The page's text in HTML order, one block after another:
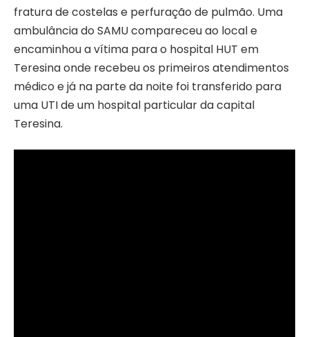
fratura de costelas e perfuração de pulmão. Uma
ambulância do SAMU compareceu ao local e
encaminhou a vítima para o hospital HUT em
Teresina onde recebeu os primeiros atendimentos
médico e já na parte da noite foi transferido para
uma UTI de um hospital particular da capital
Teresina.